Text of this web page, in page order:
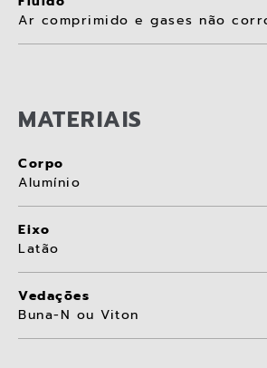
Ar comprimido e gases não
MATERIAIS
Corpo
Alumínio
Eixo
Latão
Vedações
Buna-N ou Viton